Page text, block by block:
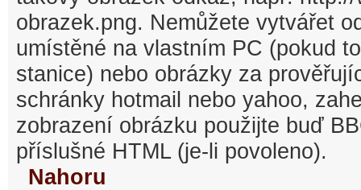
obrazek.png. Nemůžete vytvářet
umístěné na vlastním PC (pokud
stanice) nebo obrázky za
schránky hotmail nebo yahoo,
zobrazení obrázku použijte buď
příslušné HTML (je-li povoleno).
Nahoru